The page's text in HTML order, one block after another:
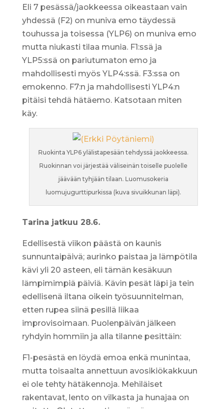
Eli 7 pesässä/jaokkeessa oikeastaan vain
yhdessä (F2) on muniva emo täydessä
touhussa ja toisessa (YLP6) on muniva emo
mutta niukasti tilaa munia. F1:ssä ja
YLP5:ssä on pariutumaton emo ja
mahdollisesti myös YLP4:ssä. F3:ssa on
emokenno. F7:n ja mahdollisesti YLP4:n
pitäisi tehdä hätäemo. Katsotaan miten
käy.
Ruokinta YLP6 ylälistapesään tehdyssä jaokkeessa.
Ruokinnan voi järjestää väliseinän toiselle puolelle
jäävään tyhjään tilaan. Luomusokeria
luomujugurttipurkissa (kuva sivuikkunan läpi).
Tarina jatkuu 28.6.
Edellisestä viikon päästä on kaunis
sunnuntaipäivä; aurinko paistaa ja lämpötila
kävi yli 20 asteen, eli tämän kesäkuun
lämpimimpiä päiviä. Kävin pesät läpi ja tein
edellisenä iltana oikein työsuunnitelman,
etten rupea siinä pesillä liikaa
improvisoimaan. Puolenpäivän jälkeen
ryhdyin hommiin ja alla tilanne pesittäin:
F1-pesästä en löydä emoa enkä munintaa,
mutta toisaalta annettuun avosikiökakkuun
ei ole tehty hätäkennoja. Mehiläiset
rakentavat, lento on vilkasta ja hunajaa on